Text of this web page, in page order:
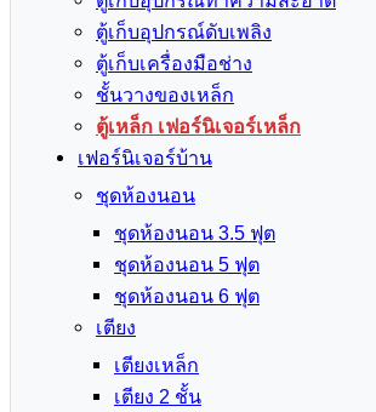
ตู้เก็บอุปกรณ์ดับเพลิง
ตู้เก็บเครื่องมือช่าง
ชั้นวางของเหล็ก
ตู้เหล็ก เฟอร์นิเจอร์เหล็ก
เฟอร์นิเจอร์บ้าน
ชุดห้องนอน
ชุดห้องนอน 3.5 ฟุต
ชุดห้องนอน 5 ฟุต
ชุดห้องนอน 6 ฟุต
เตียง
เตียงเหล็ก
เตียง 2 ชั้น